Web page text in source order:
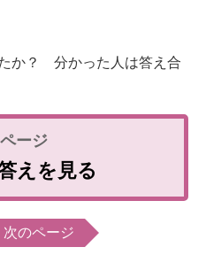
か？ 分かった人は答え合
えを見る
次のページ